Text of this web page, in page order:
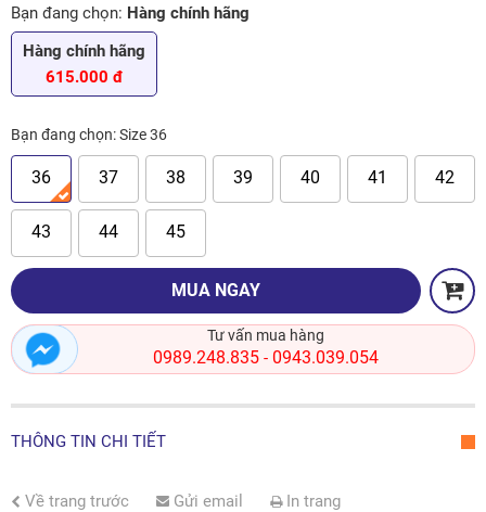
Bạn đang chọn: Hàng chính hãng
Hàng chính hãng
615.000 đ
Bạn đang chọn:Size 36
36 37 38 39 40 41 42
43 44 45
MUA NGAY
Tư vấn mua hàng
0989.248.835- 0943.039.054
THÔNG TIN CHI TIẾT
Về trang trước Gửi email In trang